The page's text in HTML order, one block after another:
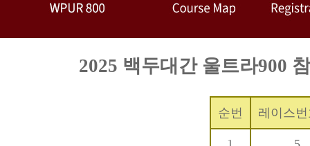
2025 백두대간 울트라900
순번 레이스